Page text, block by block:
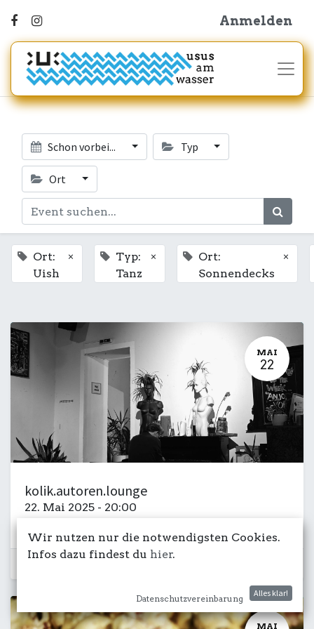
Anmelden
Schon vorbei... Typ
Ort
Ort:
Uish
×
Typ:
Tanz
×
Ort:
Sonnendecks
×
MAI
22
kolik.autoren.lounge
22. Mai 2025 - 20:00
MAI
Wir nutzen nur die notwendigsten Cookies.
Infos dazu findest du hier.
Datenschutzvereinbarung
Alles klar!